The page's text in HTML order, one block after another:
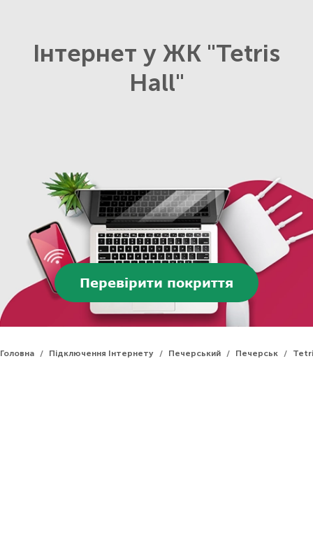
Інтернет у ЖК "Tetris
Hall"
Перевірити покриття
Головна / Підключення Інтернету / Печерський / Печерськ /